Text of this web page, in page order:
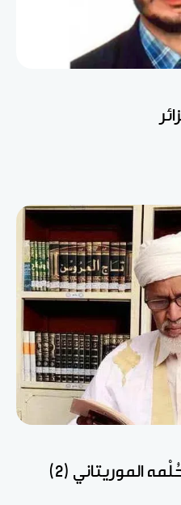
الموريتاني (2)